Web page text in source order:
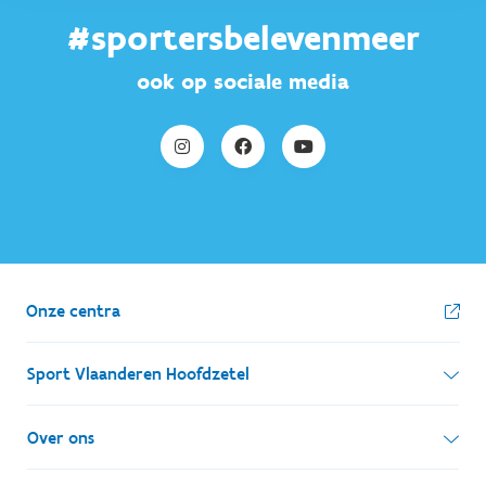
#sportersbelevenmeer
ook op sociale media
Onze centra
Sport Vlaanderen Hoofdzetel
Simon Bolivarlaan 17
1000 Brussel
Over ons